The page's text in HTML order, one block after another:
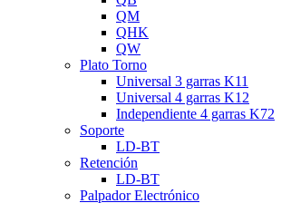
QM
QHK
QW
Plato Torno
Universal 3 garras K11
Universal 4 garras K12
Independiente 4 garras K72
Soporte
LD-BT
Retención
LD-BT
Palpador Electrónico